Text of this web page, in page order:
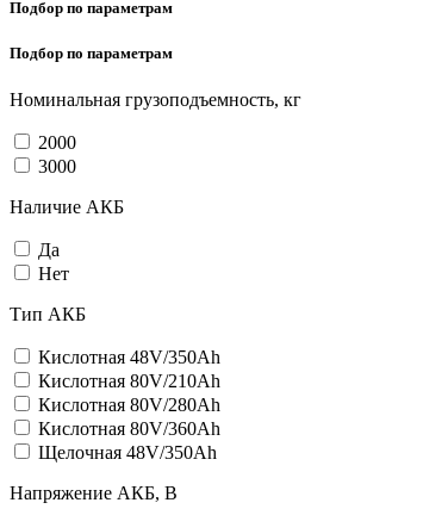
Подбор по параметрам
Подбор по параметрам
Номинальная грузоподъемность, кг
2000
3000
Наличие АКБ
Да
Нет
Тип АКБ
Кислотная 48V/350Ah
Кислотная 80V/210Ah
Кислотная 80V/280Ah
Кислотная 80V/360Ah
Щелочная 48V/350Ah
Напряжение АКБ, В